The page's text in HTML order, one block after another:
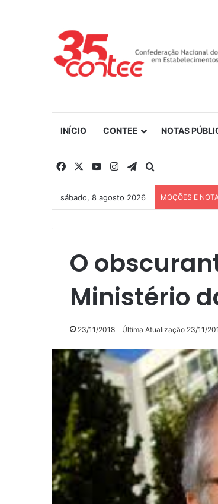
INÍCIO CONTEE NOTAS
Facebook YouTubeInstagramTelegram
sábado, 8 agosto 2026 MOÇÕES E
O
Ministério
23/11/2018 Última Atualização 23/11/